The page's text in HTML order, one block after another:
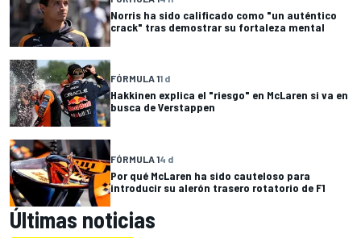
Norris ha sido calificado como "un auténtico
crack" tras demostrar su fortaleza mental
FÓRMULA 11 d
Hakkinen explica el "riesgo" en McLaren si va en
busca de Verstappen
FÓRMULA 14 d
Por qué McLaren ha sido cauteloso para
introducir su alerón trasero rotatorio de F1
Últimas noticias